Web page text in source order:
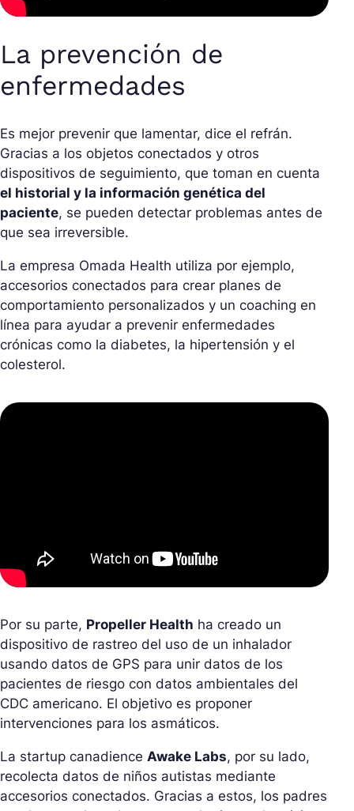
La prevención de
enfermedades
Es mejor prevenir que lamentar, dice el refrán.
Gracias a los objetos conectados y otros
dispositivos de seguimiento, que toman en cuenta
el historial y la información genética del
paciente, se pueden detectar problemas antes de
que sea irreversible.
La empresa Omada Health utiliza por ejemplo,
accesorios conectados para crear planes de
comportamiento personalizados y un coaching en
línea para ayudar a prevenir enfermedades
crónicas como la diabetes, la hipertensión y el
colesterol.
Por su parte, Propeller Health ha creado un
dispositivo de rastreo del uso de un inhalador
usando datos de GPS para unir datos de los
pacientes de riesgo con datos ambientales del
CDC americano. El objetivo es proponer
intervenciones para los asmáticos.
La startup canadience Awake Labs, por su lado,
recolecta datos de niños autistas mediante
accesorios conectados. Gracias a estos, los padres